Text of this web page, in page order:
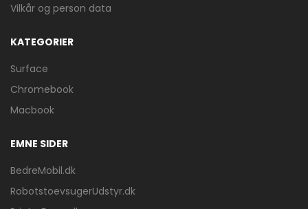
Vilkår og person data
KATEGORIER
Surface
Chromebook
Macbook
EMNE SIDER
BedreMobil.dk
RobotstoevsugerUdstyr.dk